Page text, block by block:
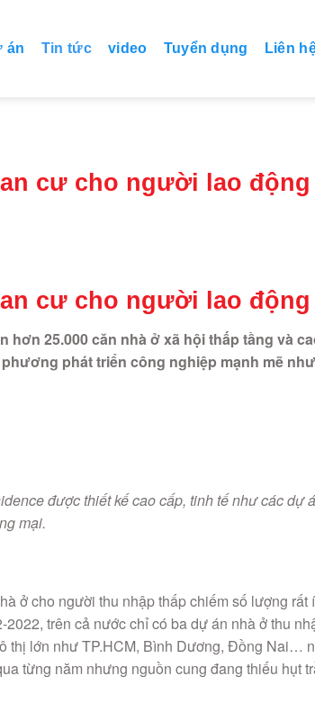
án Tin tức video Tuyển dụng Liên
cư cho người lao động
cư cho người lao động
25.000 căn nhà ở xã hội thấp tầng và
phát triển công nghiệp mạnh mẽ như
được thiết kế cao cấp, tinh tế như các dự
mại.
ở cho người thu nhập thấp chiếm số lượng rất
trên cả nước chỉ có ba dự án nhà ở thu
thị lớn như TP.HCM, Bình Dương, Đồng Nai…
từng năm nhưng nguồn cung đang thiếu hụt